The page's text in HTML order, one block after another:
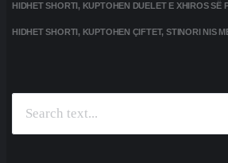
HIDHET SHORTI, KUPTOHEN DUELET E XHIROS SË
HIDHET SHORTI, KUPTOHEN ÇIFTET, STINORI NIS